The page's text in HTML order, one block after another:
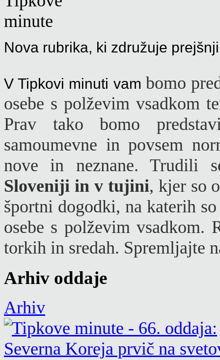
Nova rubrika, ki združuje
V Tipkovi minuti vam bomo
osebe s polževim vsadkom
Prav tako bomo
samoumevne in povsem
nove in neznane. Trudili
Sloveniji in v tujini, kjer so
športni dogodki, na katerih
osebe s polževim vsadkom.
torkih in sredah. Spremljajte
Arhiv oddaje
Arhiv